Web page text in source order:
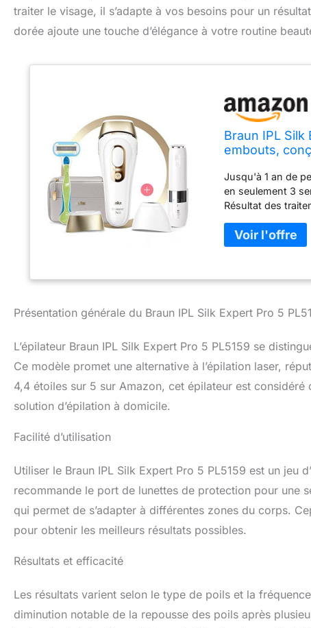
traiter le visage, il s’adapte à vos besoins pour un
dorée ajoute une touche d’élégance à votre routine
Braun IPL Silk
embouts,
Jusqu'à 1 an de
en seulement 3
Résultat des
visite au studio
l'appareil
lumière pulsée
indolore même
UV IPL pour les
spéciaux Avec
s'appliquent)
Présentation générale du Braun IPL Silk Expert Pro 5
L’épilateur Braun IPL Silk Expert Pro 5 PL5159 se
Ce modèle promet une alternative à l’épilation laser,
4,4 étoiles sur 5 sur Amazon, cet épilateur est
solution d’épilation à domicile.
Facilité d’utilisation
Utiliser le Braun IPL Silk Expert Pro 5 PL5159 est un jeu
recommande le port de lunettes de protection pour une
qui permet de s’adapter à différentes zones du corps.
pour obtenir les meilleurs résultats possibles.
Résultats et efficacité
Les résultats varient selon le type de poils et la
diminution notable de la repousse des poils après